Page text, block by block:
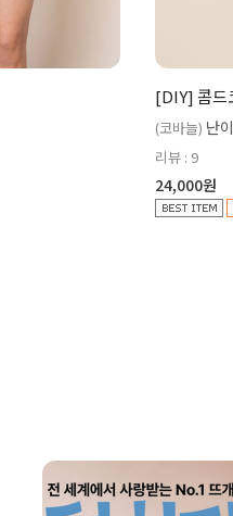
[DIY] 콤드
(코바늘) 난
리뷰 : 9
24,000원